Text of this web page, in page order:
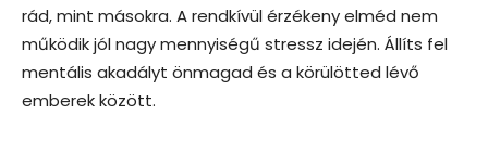
rád, mint másokra. A rendkívül érzékeny elméd nem
működik jól nagy mennyiségű stressz idején. Állíts fel
mentális akadályt önmagad és a körülötted lévő
emberek között.